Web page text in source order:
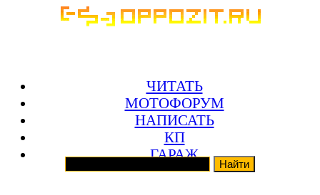
ЧИТАТЬ
МОТОФОРУМ
НАПИСАТЬ
КП
ГАРАЖ